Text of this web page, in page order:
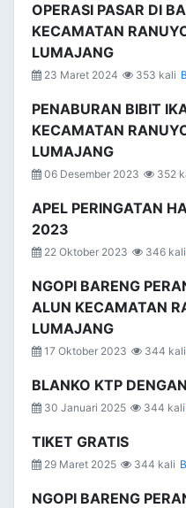
OPERASI PASAR DI
KECAMATAN
LUMAJANG
23 Maret 2024 353 kali
PENABURAN BIBIT
KECAMATAN
LUMAJANG
06 Desember 2023 352
APEL PERINGATAN
2023
22 Oktober 2023 346 kali
NGOPI BARENG
ALUN KECAMATAN
LUMAJANG
17 Oktober 2023 344 kali
BLANKO KTP
30 Januari 2025 344 kali
TIKET GRATIS
29 Maret 2025 344 kali
NGOPI BARENG